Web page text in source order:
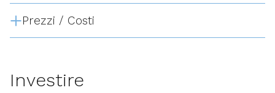
Prezzi / Costi
Investire